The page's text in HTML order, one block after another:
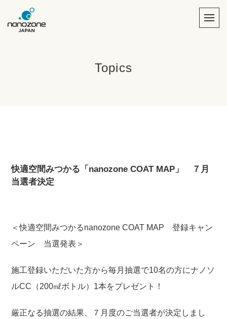
Topics
快適空間みつかる「nanozone COAT MAP」 ７月
当選者決定
＜快適空間みつかるnanozone COAT MAP 登録キャン
ペーン 当選発表＞
施工登録いただいた方から毎月抽選で10名の方にナノソ
ルCC（200㎖ボトル）1本をプレゼント！
厳正なる抽選の結果、７月度のご当選者が決定しまし